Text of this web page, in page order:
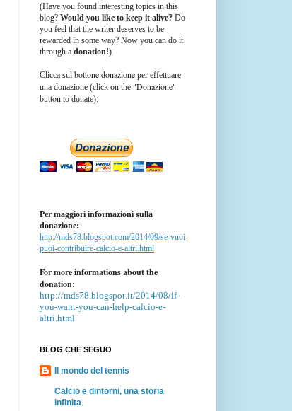
(Have you found interesting topics in this
blog? Would you like to keep it alive? Do
you feel that the writer deserves to be
rewarded in some way? Now you can do it
through a donation!)
Clicca sul bottone donazione per effettuare
una donazione (click on the "Donazione"
button to donate):
Per maggiori informazioni sulla
donazione:
http://mds78.blogspot.com/2014/09/se-vuoi-
puoi-contribuire-calcio-e-altri.html
For more informations about the
donation:
http://mds78.blogspot.it/2014/08/if-
you-want-you-can-help-calcio-e-
altri.html
BLOG CHE SEGUO
Il mondo del tennis
Calcio e dintorni, una storia
infinita